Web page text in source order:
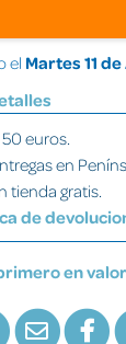
el Martes 11
euros.
en
tienda gratis.
de
en